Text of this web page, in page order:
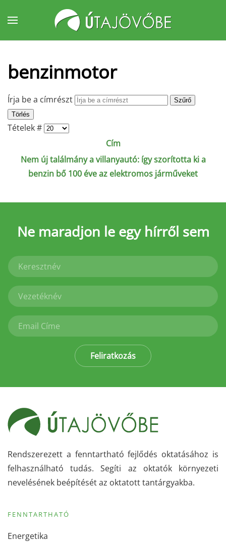
Fő tartalom átugrása
benzinmotor
Írja be a címrészt
Szűrő
Törlés
Tételek #
Cím
Nem új találmány a villanyautó: így szorította ki a
benzin bő 100 éve az elektromos járműveket
Ne maradjon le egy hírről sem
Feliratkozás
Rendszerezett a fenntartható fejlődés oktatásához is
felhasználható tudás. Segíti az oktatók környezeti
nevelésének beépítését az oktatott tantárgyakba.
FENNTARTHATÓ
Energetika